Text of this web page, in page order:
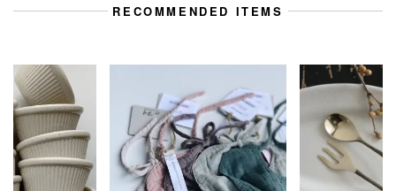
RECOMMENDED ITEMS